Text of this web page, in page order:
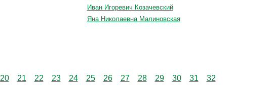
Иван Игоревич Козачевский
Яна Николаевна Малиновская
20 21 22 23 24 25 26 27 28 29 30 31
32